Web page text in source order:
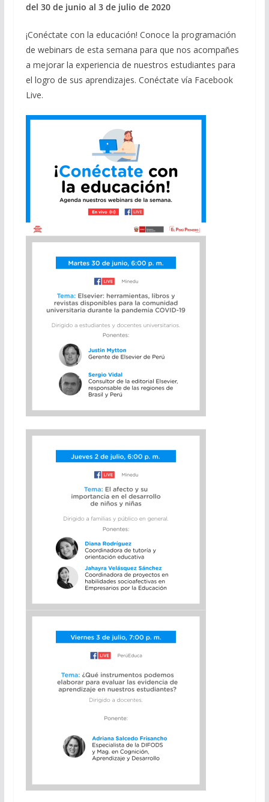
del 30 de junio al 3 de julio de 2020
¡Conéctate con la educación! Conoce la programación
de webinars de esta semana para que nos acompañes
a mejorar la experiencia de nuestros estudiantes para
el logro de sus aprendizajes. Conéctate vía Facebook
Live.